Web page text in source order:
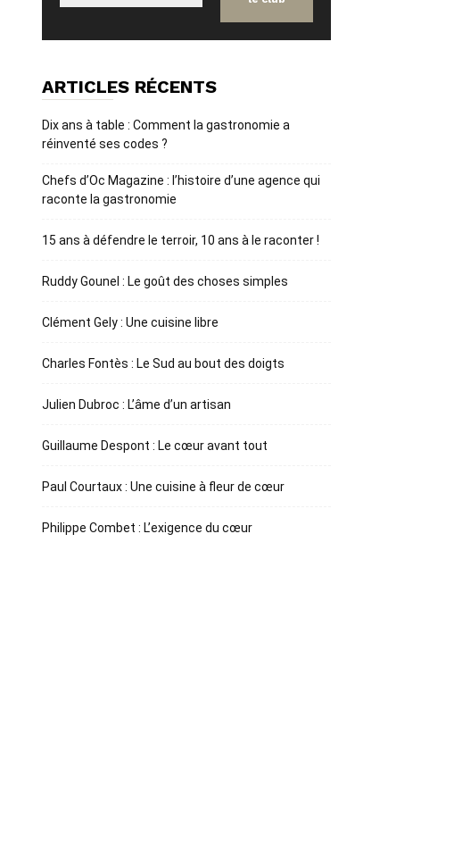
ARTICLES RÉCENTS
Dix ans à table : Comment la gastronomie a
réinventé ses codes ?
Chefs d’Oc Magazine : l’histoire d’une agence qui
raconte la gastronomie
15 ans à défendre le terroir, 10 ans à le raconter !
Ruddy Gounel : Le goût des choses simples
Clément Gely : Une cuisine libre
Charles Fontès : Le Sud au bout des doigts
Julien Dubroc : L’âme d’un artisan
Guillaume Despont : Le cœur avant tout
Paul Courtaux : Une cuisine à fleur de cœur
Philippe Combet : L’exigence du cœur